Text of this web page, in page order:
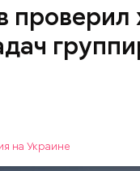
на Украине